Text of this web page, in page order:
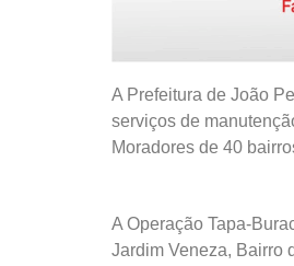
A Prefeitura de João
serviços de
Moradores de 40
A Operação Tapa-
Jardim Veneza, Bairro